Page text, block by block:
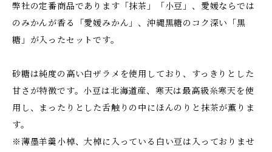
弊社の定番商品であります「抹茶」「小豆」、愛媛ならでは
のみかんが香る「愛媛みかん」、沖縄黒糖のコク深い「黒
糖」が入ったセットです。
砂糖は純度の高い白ザラメを使用しており、すっきりとした
甘さが特徴です。小豆は北海道産、寒天は最高級糸寒天を使
用し、まったりとした舌触りの中にほんのりと抹茶が薫りま
す。
※薄墨羊羹小棹、大棹に入っている白い豆は入っておりませ